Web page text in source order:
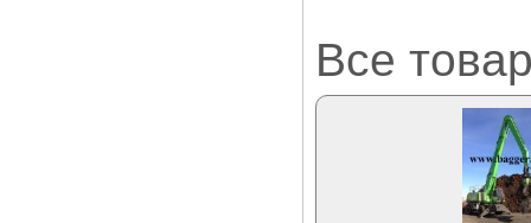
Все